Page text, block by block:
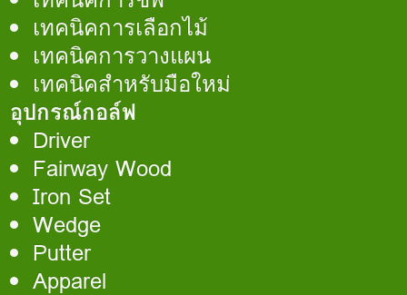
เทคนิคการเลือกไม้
เทคนิคการวางแผน
เทคนิคสำหรับมือใหม่
อุปกรณ์กอล์ฟ
Driver
Fairway Wood
Iron Set
Wedge
Putter
Apparel